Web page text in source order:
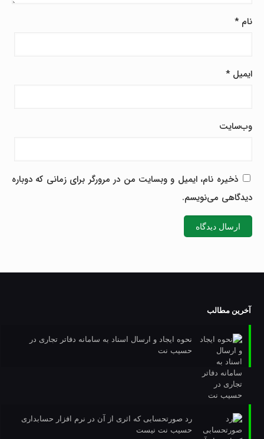
نام*
ایمیل*
وب‌سایت
ذخیره نام، ایمیل و وبسایت من در مرورگر برای زمانی که دوباره
دیدگاهی می‌نویسم.
آخرین مطالب
نحوه ایجاد و ارسال اسناد به سامانه دفاتر تجاری در
حسیب نت
رد صورتحسابی که اثری از آن در نرم افزار حسابداری
حسیب نت نیست